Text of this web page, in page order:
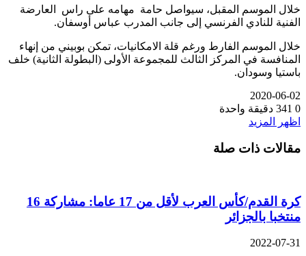
خلال الموسم المقبل، سيواصل حامة مهامه على راس العارضة
الفنية للنادي الفرنسي إلى جانب المدرب عباس أوسفان.
خلال الموسم الفارط ورغم قلة الامكانيات، تمكن بوبيني من إنهاء
المنافسة في المركز الثالث للمجموعة الأولى (البطولة الثانية) خلف
باستيا وسودان.
2020-06-02
0
دقيقة واحدة
اظهر المزيد
مقالات ذات صلة
كرة القدم/كأس العرب لأقل من 17 عاما: مشاركة 16
منتخبا بالجزائر
2022-07-31